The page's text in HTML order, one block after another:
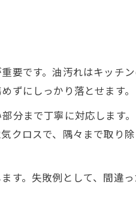
要です。油汚れはキッチ
ずにしっかり落とせます。
分まで丁寧に対応します
クロスで、隅々まで取り
す。失敗例として、間違